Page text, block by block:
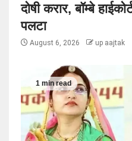
दोषी करार, बॉम्बे
पलटा
August 6, 2026 up aajtak
1 min read